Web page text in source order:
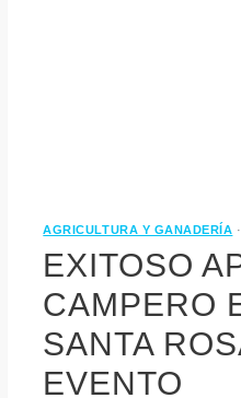
AGRICULTURA Y GANADERÍA ·
EXITOSO
CAMPERO
SANTA
EVENTO